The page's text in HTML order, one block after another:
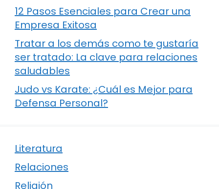
12 Pasos Esenciales para Crear una
Empresa Exitosa
Tratar a los demás como te gustaría
ser tratado: La clave para relaciones
saludables
Judo vs Karate: ¿Cuál es Mejor para
Defensa Personal?
Literatura
Relaciones
Religión